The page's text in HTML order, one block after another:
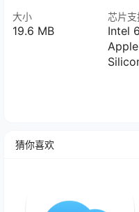
大小
19.6 MB
芯片支
Intel
Apple
猜你喜欢